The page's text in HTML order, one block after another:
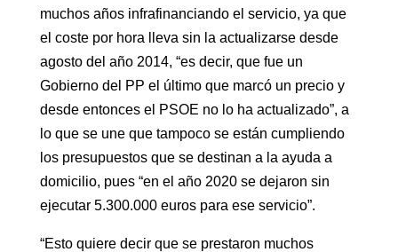
muchos años infrafinanciando el servicio, ya que
el coste por hora lleva sin la actualizarse desde
agosto del año 2014, “es decir, que fue un
Gobierno del PP el último que marcó un precio y
desde entonces el PSOE no lo ha actualizado”, a
lo que se une que tampoco se están cumpliendo
los presupuestos que se destinan a la ayuda a
domicilio, pues “en el año 2020 se dejaron sin
ejecutar 5.300.000 euros para ese servicio”.
“Esto quiere decir que se prestaron muchos